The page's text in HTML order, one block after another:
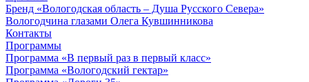
Бренд «Вологодская область – Душа Русского Севера»
Вологодчина глазами Олега Кувшинникова
Контакты
Программы
Программа «В первый раз в первый класс»
Программа «Вологодский гектар»